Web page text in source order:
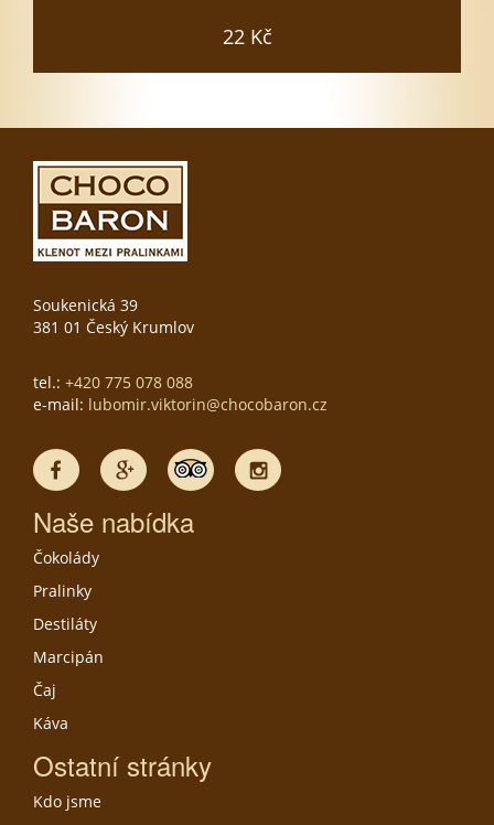
22 Kč
Vložit do košíku
Soukenická 39
381 01 Český Krumlov
tel.: +420 775 078 088
e-mail: lubomir.viktorin@chocobaron.cz
Naše nabídka
Čokolády
Pralinky
Destiláty
Marcipán
Čaj
Káva
Ostatní stránky
Kdo jsme